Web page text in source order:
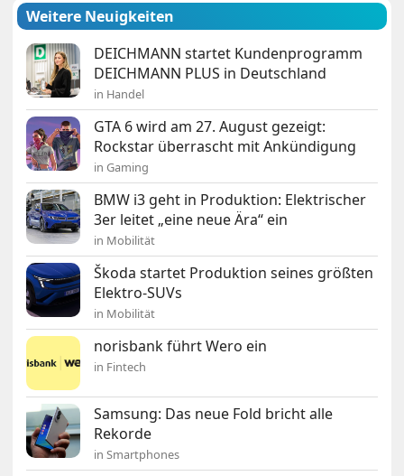
Weitere Neuigkeiten
DEICHMANN startet Kundenprogramm
DEICHMANN PLUS in Deutschland
in Handel
GTA 6 wird am 27. August gezeigt:
Rockstar überrascht mit Ankündigung
in Gaming
BMW i3 geht in Produktion: Elektrischer
3er leitet „eine neue Ära“ ein
in Mobilität
Škoda startet Produktion seines größten
Elektro-SUVs
in Mobilität
norisbank führt Wero ein
in Fintech
Samsung: Das neue Fold bricht alle
Rekorde
in Smartphones